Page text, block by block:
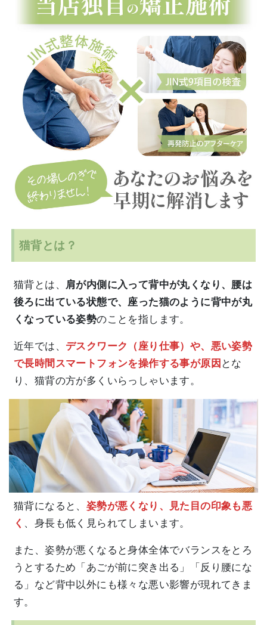
猫背とは？
猫背とは、 肩が内側に入って背中が丸くなり、腰は
後ろに出ている状態で、座った猫のように背中が丸
くなっている姿勢のことを指します。
近年では、 デスクワーク（座り仕事）や、悪い姿勢
で長時間スマートフォンを操作する事が原因 とな
り、猫背の方が多くいらっしゃいます。
猫背になると、 姿勢が悪くなり、見た目の印象も悪
く 、身長も低く見られてしまいます。
また、姿勢が悪くなると身体全体でバランスをとろ
うとするため「あごが前に突き出る」「反り腰にな
る」など背中以外にも様々な悪い影響が現れてきま
す。